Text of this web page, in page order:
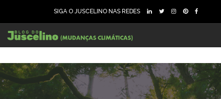
SIGA O JUSCELINO NAS REDES